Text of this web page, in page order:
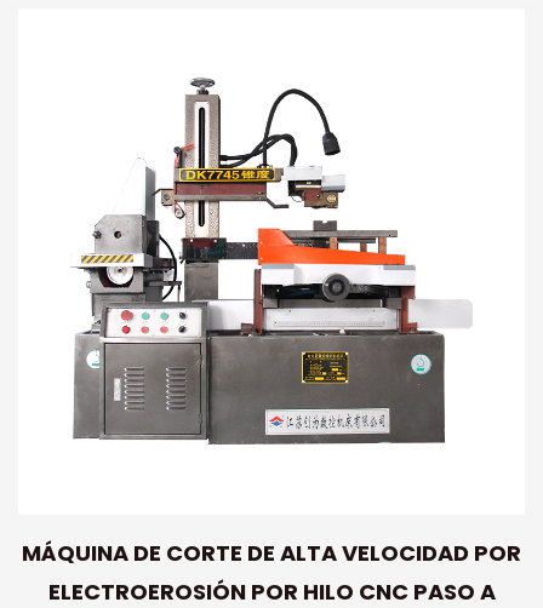
MÁQUINA DE CORTE DE ALTA VELOCIDAD POR
ELECTROEROSIÓN POR HILO CNC PASO A